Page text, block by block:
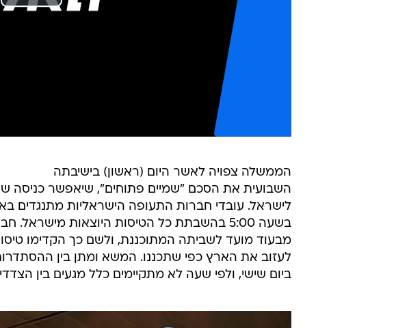
הממשלה צפויה לאשר היום (ראשון) בישיבתה